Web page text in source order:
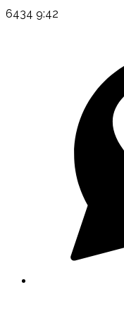
6434 9:42